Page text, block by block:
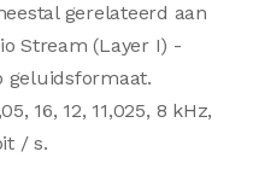
gerelateerd aan
Stream (Layer I) -
geluidsformaat.
16, 12, 11,025, 8 kHz,
/ s.